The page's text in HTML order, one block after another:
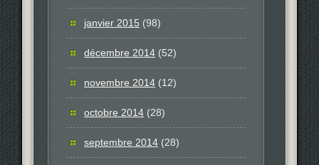
janvier 2015 (98)
décembre 2014 (52)
novembre 2014 (12)
octobre 2014 (28)
septembre 2014 (28)